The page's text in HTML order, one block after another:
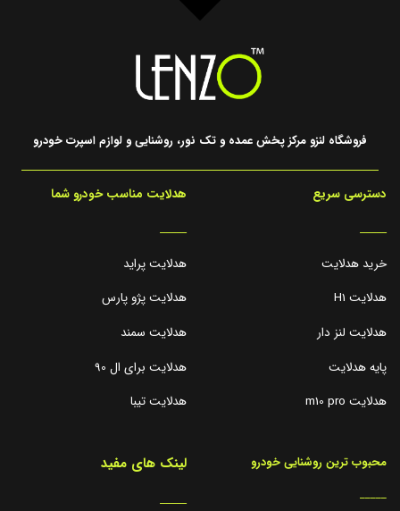
فروشگاه لنزو مرکز پخش عمده و تک نور، روشنایی و لوازم اسپرت خودرو
دسترسی سریع
_____
خرید هدلایت
هدلایت H1
هدلایت لنز دار
پایه هدلایت
هدلایت m10 pro
هدلایت مناسب خودرو شما
_____
هدلایت پراید
هدلایت پژو پارس
هدلایت سمند
هدلایت برای ال 90
هدلایت تیبا
محبوب ترین روشنایی خودرو
_____
لینک های مفید
_____